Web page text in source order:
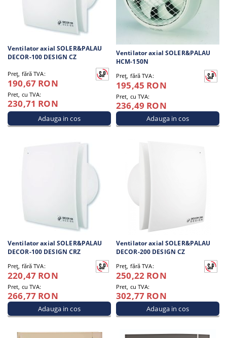
Ventilator axial SOLER&PALAU
DECOR-100 DESIGN CZ
Preţ, fără TVA:
190,67 RON
Pret, cu TVA:
230,71 RON
Ventilator axial SOLER&PALAU
HCM-150N
Preţ, fără TVA:
195,45 RON
Pret, cu TVA:
236,49 RON
Ventilator axial SOLER&PALAU
DECOR-100 DESIGN CRZ
Preţ, fără TVA:
220,47 RON
Pret, cu TVA:
266,77 RON
Ventilator axial SOLER&PALAU
DECOR-200 DESIGN CZ
Preţ, fără TVA:
250,22 RON
Pret, cu TVA:
302,77 RON